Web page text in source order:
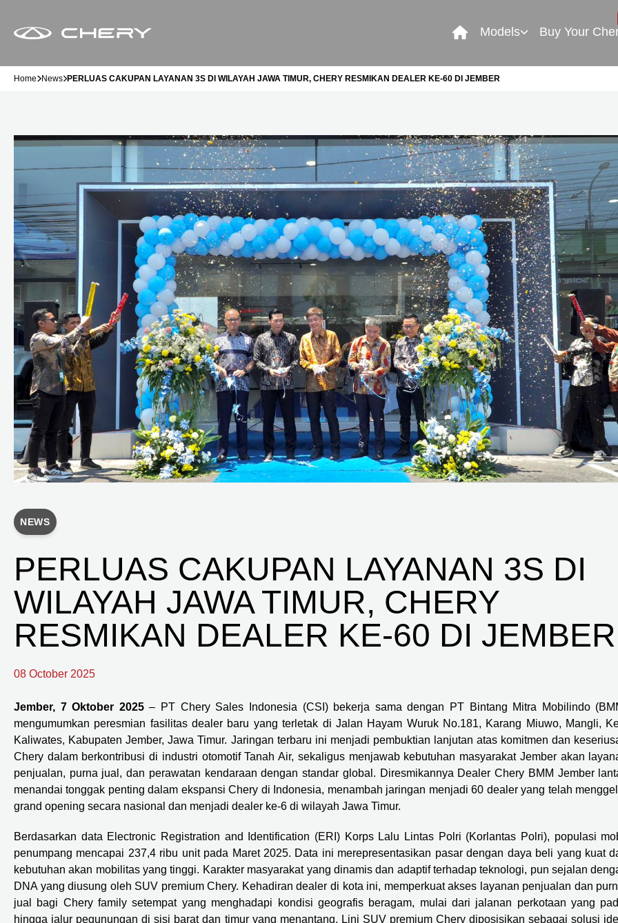
Models Buy Your
Home News PERLUAS CAKUPAN LAYANAN 3S DI WILAYAH JAWA TIMUR, CHERY RESMIKAN DEALER KE-60 DI JEMBER
NEWS
PERLUAS CAKUPAN LAYANAN 3S DI
WILAYAH JAWA TIMUR, CHERY
RESMIKAN DEALER KE-60 DI JEMBER
08 October 2025
Jember, 7 Oktober 2025– PT Chery Sales Indonesia (CSI) bekerja sama dengan PT Bintang Mitra Mobilindo
mengumumkan peresmian fasilitas dealer baru yang terletak di Jalan Hayam Wuruk No.181, Karang Miuwo, Mangli,
Kaliwates, Kabupaten Jember, Jawa Timur. Jaringan terbaru ini menjadi pembuktian lanjutan atas komitmen dan
Chery dalam berkontribusi di industri otomotif Tanah Air, sekaligus menjawab kebutuhan masyarakat Jember akan
penjualan, purna jual, dan perawatan kendaraan dengan standar global. Diresmikannya Dealer Chery BMM Jember
menandai tonggak penting dalam ekspansi Chery di Indonesia, menambah jaringan menjadi 60 dealer yang telah
grand opening secara nasional dan menjadi dealer ke-6 di wilayah Jawa Timur.
Berdasarkan data Electronic Registration and Identification (ERI) Korps Lalu Lintas Polri (Korlantas Polri), populasi
penumpang mencapai 237,4 ribu unit pada Maret 2025. Data ini merepresentasikan pasar dengan daya beli yang kuat
kebutuhan akan mobilitas yang tinggi. Karakter masyarakat yang dinamis dan adaptif terhadap teknologi, pun sejalan
DNA yang diusung oleh SUV premium Chery. Kehadiran dealer di kota ini, memperkuat akses layanan penjualan dan
jual bagi Chery family setempat yang menghadapi kondisi geografis beragam, mulai dari jalanan perkotaan yang
hingga jalur pegunungan di sisi barat dan timur yang menantang. Lini SUV premium Chery diposisikan sebagai solusi